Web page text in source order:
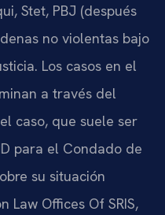
Stet, PBJ (después
no violentas bajo
Los casos en el
a través del
caso, que suele ser
para el Condado de
su situación
Law Offices Of SRIS,